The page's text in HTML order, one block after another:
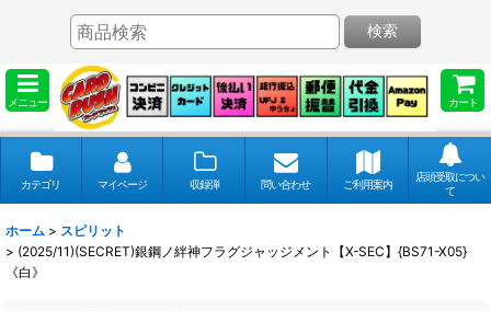
メニュー カート
検索
カテゴリ マイページ 収録弾 問い合わせ ご利用案内
店頭受取につい
て
ホーム > スピリット
> (2025/11)(SECRET)銀鋼ノ絆神フラグジャッジメント【X-SEC】{BS71-X05}
《白》